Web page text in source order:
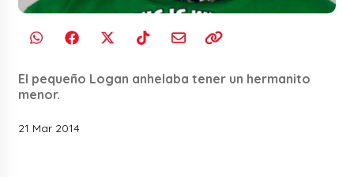
El pequeño Logan anhelaba tener un hermanito
menor.
21 Mar 2014